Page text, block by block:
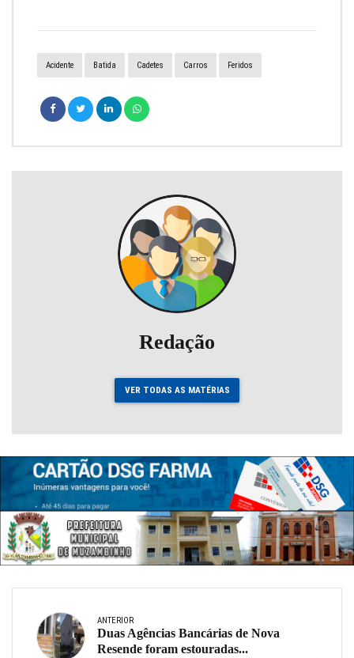
Acidente Batida Cadetes Carros Feridos
Redação
VER TODAS AS MATÉRIAS
ANTERIOR
Duas Agências Bancárias de Nova
Resende foram estouradas...